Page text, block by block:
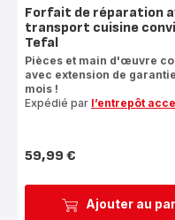
Ajouter au
Forfait de réparation
transport cuisine
Tefal
Pièces et main d'œuvre
avec extension de
mois !
Expédié par l’entrepôt
Prix
59,99 €